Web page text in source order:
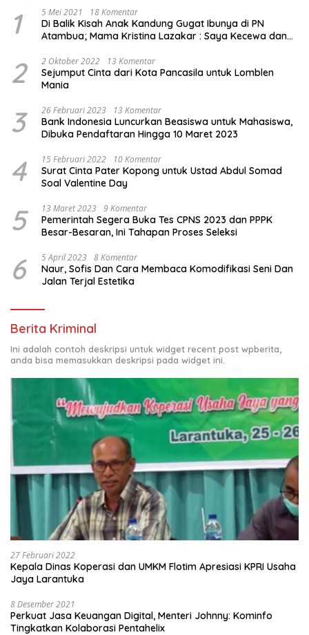
1 5 Mei 2021 18 Komentar
Di Balik Kisah Anak Kandung Gugat Ibunya di PN
Atambua; Mama Kristina Lazakar : Saya Kecewa dan
2 2 Oktober 2022 13 Komentar
Sejumput Cinta dari Kota Pancasila untuk Lomblen
Mania
3 26 Februari 2023 13 Komentar
Bank Indonesia Luncurkan Beasiswa untuk Mahasiswa,
Dibuka Pendaftaran Hingga 10 Maret 2023
4 15 Februari 2022 10 Komentar
Surat Cinta Pater Kopong untuk Ustad Abdul Somad
Soal Valentine Day
5 13 Maret 2023 9 Komentar
Pemerintah Segera Buka Tes CPNS 2023 dan PPPK
Besar-Besaran, Ini Tahapan Proses Seleksi
6 5 April 2023 8 Komentar
Naur, Sofis Dan Cara Membaca Komodifikasi Seni Dan
Jalan Terjal Estetika
Berita Kriminal
Ini adalah contoh deskripsi untuk widget recent post wpberita,
anda bisa memasukkan deskripsi pada widget ini.
27 Februari 2022
Kepala Dinas Koperasi dan UMKM Flotim Apresiasi KPRI Usaha
Jaya Larantuka
8 Desember 2021
Perkuat Jasa Keuangan Digital, Menteri Johnny: Kominfo
Tingkatkan Kolaborasi Pentahelix